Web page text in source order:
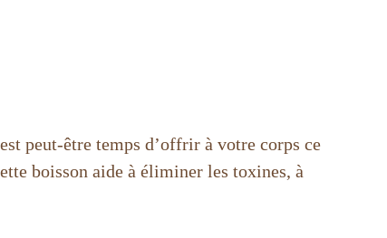
peut-être temps d’offrir à votre corps ce
boisson aide à éliminer les toxines, à